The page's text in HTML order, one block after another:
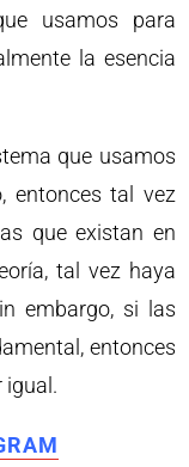
usamos para
la esencia
que usamos
entonces tal vez
que existan en
tal vez haya
embargo, si las
entonces
igual.